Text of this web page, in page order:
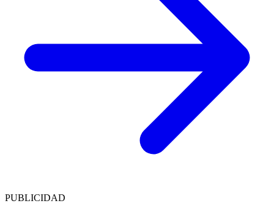
PUBLICIDAD